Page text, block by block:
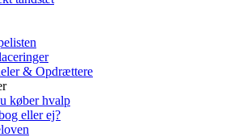
& Opdrættere
køber hvalp
eller ej?